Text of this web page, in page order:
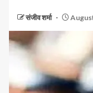
संजीव शर्मा